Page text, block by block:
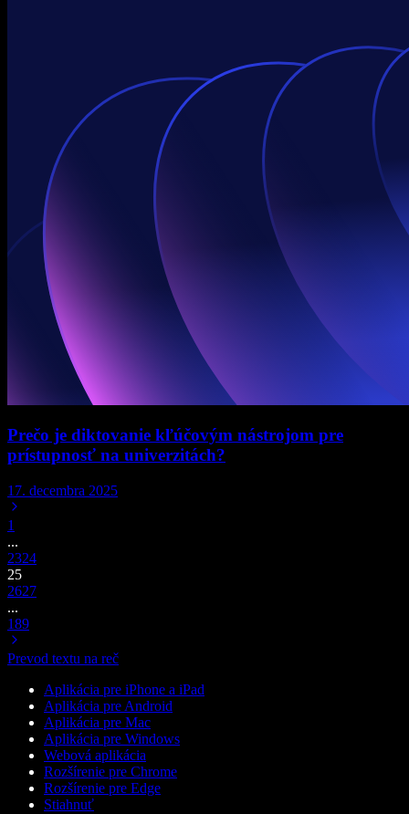
Prečo je diktovanie kľúčovým nástrojom pre
prístupnosť na univerzitách?
17. decembra 2025
1
...
2324
25
2627
...
189
Prevod textu na reč
Aplikácia pre iPhone a iPad
Aplikácia pre Android
Aplikácia pre Mac
Aplikácia pre Windows
Webová aplikácia
Rozšírenie pre Chrome
Rozšírenie pre Edge
Stiahnuť